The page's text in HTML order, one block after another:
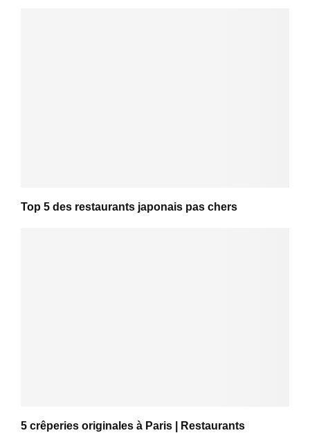
Top 5 des restaurants japonais pas chers
5 crêperies originales à Paris | Restaurants